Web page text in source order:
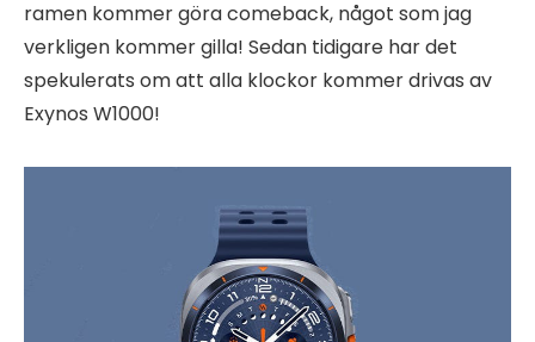
ramen kommer göra comeback, något som jag
verkligen kommer gilla! Sedan tidigare har det
spekulerats om att alla klockor kommer drivas av
Exynos W1000!